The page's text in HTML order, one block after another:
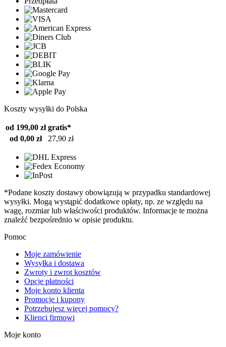
Koszty wysyłki do Polska
od 199,00 zł gratis*
od 0,00 zł
27,90 zł
*Podane koszty dostawy obowiązują w przypadku standardowej
wysyłki. Mogą wystąpić dodatkowe opłaty, np. ze względu na
wagę, rozmiar lub właściwości produktów. Informacje te można
znaleźć bezpośrednio w opisie produktu.
Pomoc
Moje zamówienie
Wysyłka i dostawa
Zwroty i zwrot kosztów
Opcje płatności
Moje konto klienta
Promocje i kupony
Potrzebujesz więcej pomocy?
Klienci firmowi
Moje konto